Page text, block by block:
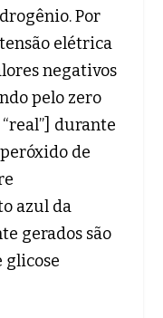
Por
elétrica
negativos
pelo zero
durante
de
azul da
gerados são
glicose